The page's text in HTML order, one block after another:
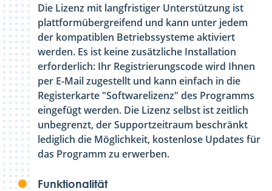
Die Lizenz mit langfristiger Unterstützung ist
plattformübergreifend und kann unter jedem
der kompatiblen Betriebssysteme aktiviert
werden. Es ist keine zusätzliche Installation
erforderlich: Ihr Registrierungscode wird Ihnen
per E-Mail zugestellt und kann einfach in die
Registerkarte "Softwarelizenz" des Programms
eingefügt werden. Die Lizenz selbst ist zeitlich
unbegrenzt, der Supportzeitraum beschränkt
lediglich die Möglichkeit, kostenlose Updates für
das Programm zu erwerben.
Funktionalität